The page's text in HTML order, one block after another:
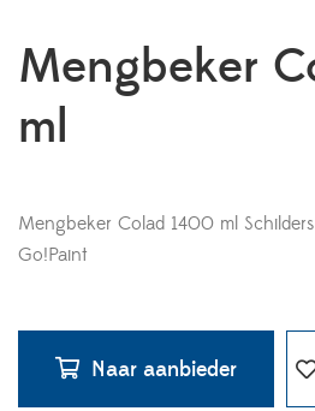
Mengbeker
ml
Mengbeker Colad 1400 ml
Go!Paint
Naar aanbieder